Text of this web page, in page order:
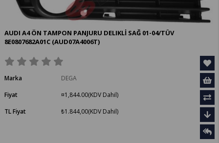
AUDI A4 ÖN TAMPON PANJURU DELIKLİ SAĞ 01-04/TÜV
8E0807682A01C (AUD07A4006T)
Marka
DEGA
Fiyat
¤1,844.00(KDV Dahil)
TL Fiyat
₺1.844,00(KDV Dahil)